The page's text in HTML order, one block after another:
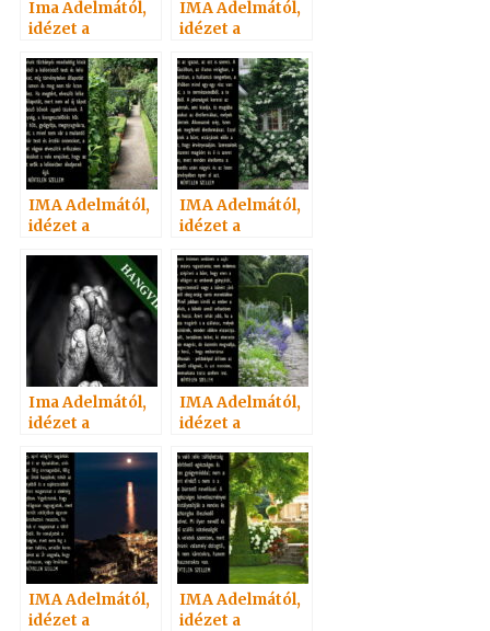
Ima Adelmától,
idézet a
Szellemtől 92.
IMA Adelmától,
idézet a
Szellemtől 59.
IMA Adelmától,
idézet a
Szellemtől 56.
IMA Adelmától,
idézet a
Szellemtől 23.
Ima Adelmától,
idézet a
Szellemtől 83.
IMA Adelmától,
idézet a
Szellemtől 40.
IMA Adelmától,
idézet a
IMA Adelmától,
idézet a